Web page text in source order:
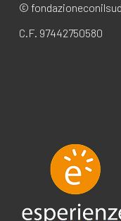
©
C.F. 97442750580